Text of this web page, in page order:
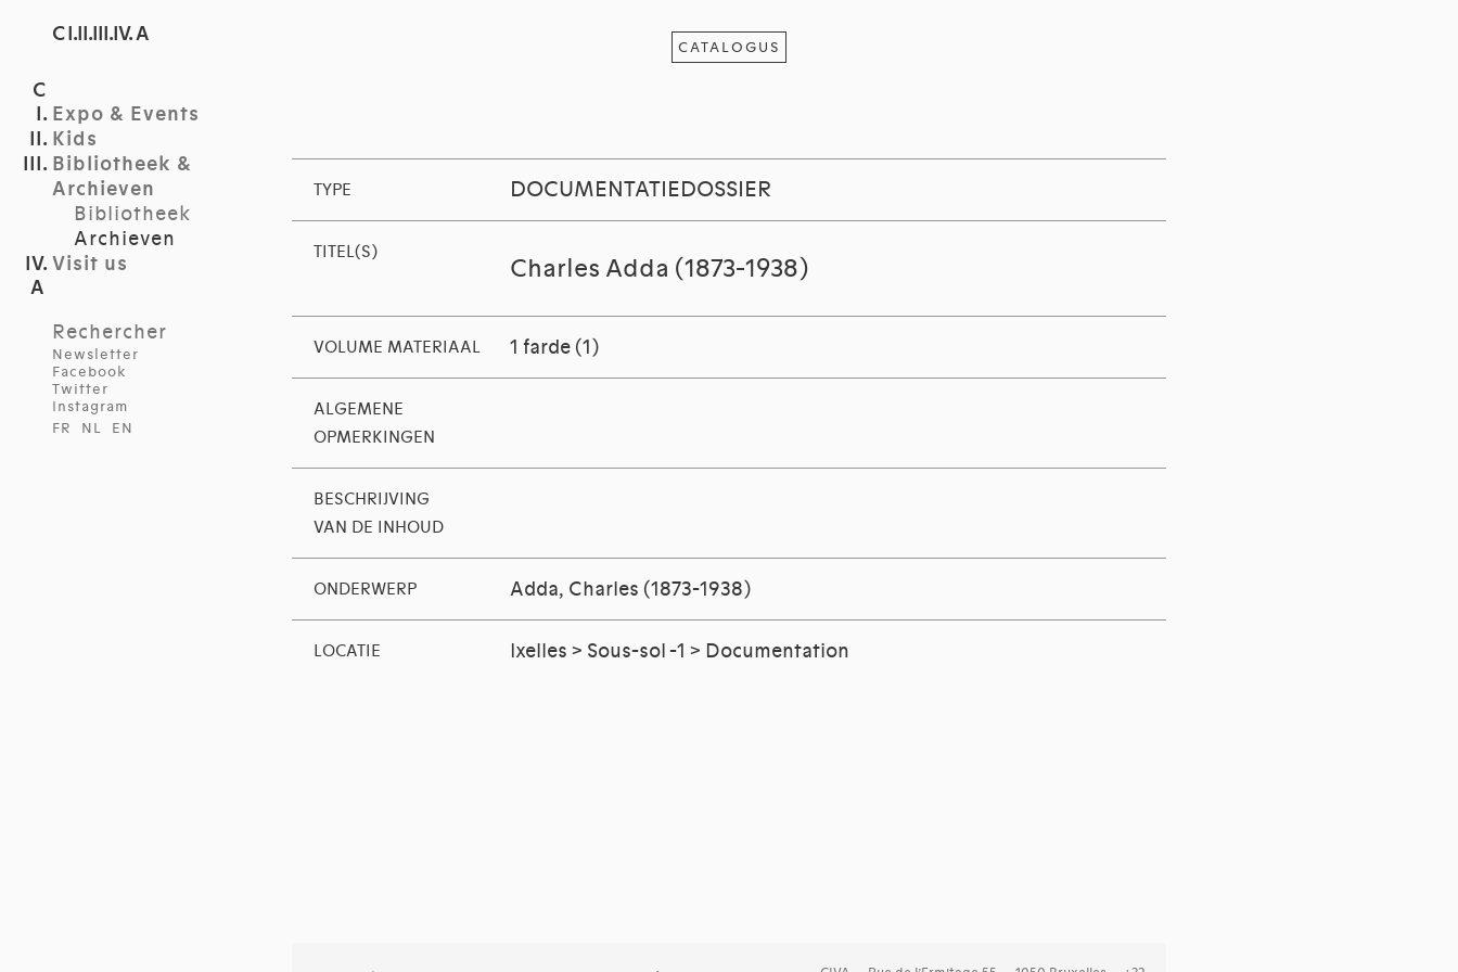
C I.II.III.IV. A
Expo & Events
Kids
Bibliotheek &
Archieven
Bibliotheek
Archieven
Visit us
Rechercher
Newsletter
Facebook
Twitter
Instagram
FR
NL EN
CATALOGUS
TYPE DOCUMENTATIEDOSSIER
TITEL(S)
Charles Adda (1873-1938)
VOLUME MATERIAAL 1 farde (1)
ALGEMENE
OPMERKINGEN
BESCHRIJVING
VAN DE INHOUD
ONDERWERP Adda, Charles (1873-1938)
LOCATIE Ixelles > Sous-sol -1 > Documentation